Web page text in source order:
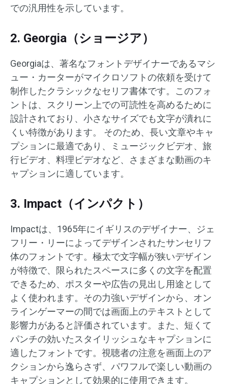
での汎用性を示しています。
2. Georgia（ショージア）
Georgiaは、著名なフォントデザイナーであるマシ
ュー・カーターがマイクロソフトの依頼を受けて
制作したクラシックなセリフ書体です。このフォ
ントは、スクリーン上での可読性を高めるために
設計されており、小さなサイズでも文字が潰れに
くい特徴があります。 ​そのため、長い文章やキャ
プションに最適であり、ミュージックビデオ、旅
行ビデオ、料理ビデオなど、さまざまな動画のキ
ャプションに適しています。
3. Impact（インパクト）
Impactは、1965年にイギリスのデザイナー、ジェ
フリー・リーによってデザインされたサンセリフ
体のフォントです。極太で文字幅が狭いデザイン
が特徴で、限られたスペースに多くの文字を配置
できるため、ポスターや広告の見出し用途として
よく使われます。その力強いデザインから、オン
ラインゲーマーの間では画面上のテキストとして
影響力があると評価されています。​また、短くて
パンチの効いたスタイリッシュなキャプションに
適したフォントです。​視聴者の注意を画面上のア
クションから逸らさず、パワフルで楽しい動画の
キャプションとして効果的に使用できます。